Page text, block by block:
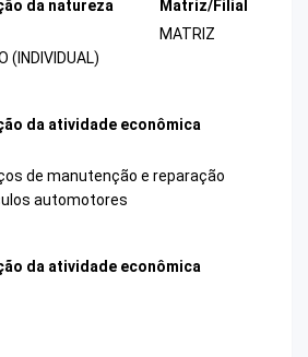
da natureza
(INDIVIDUAL)
Matriz/Filial
MATRIZ
da atividade econômica
de manutenção e reparação
automotores
da atividade econômica